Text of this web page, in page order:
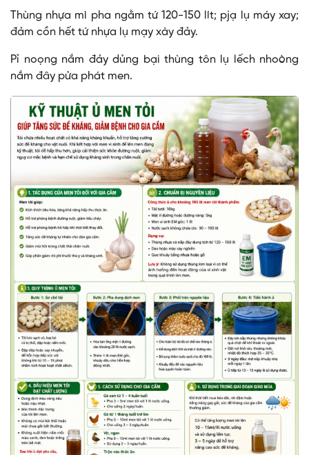
Thùng nhựa mì pha ngằm tứ 120-150 lít; pjạ lụ máy xay;
đảm cồn hết tứ nhựa lụ mạy xày đảy.
Pỉ noọng nắm đảy dủng bại thùng tôn lụ lếch nhoòng
nắm đây pửa phát men.